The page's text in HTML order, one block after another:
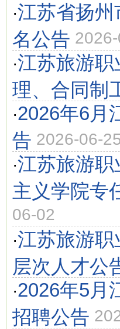
·江苏省扬
名公告
·江苏旅游
理、合同制
·2026年6月
告 2026-06-
·江苏旅游
主义学院专
06-02
·江苏旅游
层次人才公
·2026年5月
招聘公告